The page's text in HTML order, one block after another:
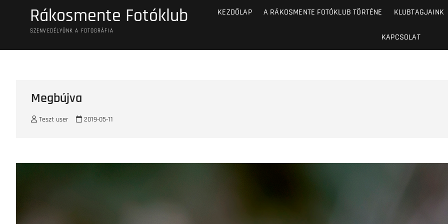
Rákosmente Fotóklub
SZENVEDÉLYÜNK A FOTOGRÁFIA
KEZDŐLAP A RÁKOSMENTE FOTÓKLUB TÖRTÉNE KLUBTAGJAINK
KAPCSOLAT
Megbújva
Teszt user 2019-05-11